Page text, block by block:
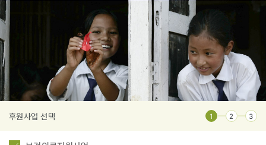
후원사업 선택 1 2 3